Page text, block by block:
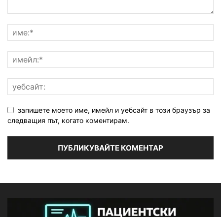
запишете моето име, имейл и уебсайт в този браузър за
следващия път, когато коментирам.